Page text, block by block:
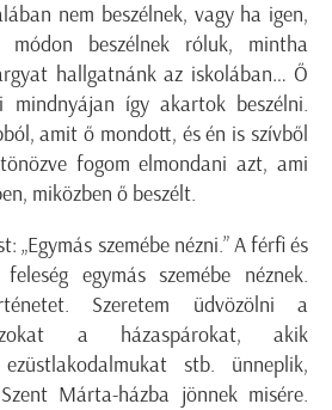
nem beszélnek, vagy ha igen,
beszélnek róluk, mintha
hallgatnánk az iskolában… Ő
mindnyájan így akartok beszélni.
amit ő mondott, és én is szívből
fogom elmondani azt, ami
miközben ő beszélt.
„Egymás szemébe nézni.” A férfi és
egymás szemébe néznek.
Szeretem üdvözölni a
a házaspárokat, akik
stb. ünneplik,
Márta-házba jönnek misére.